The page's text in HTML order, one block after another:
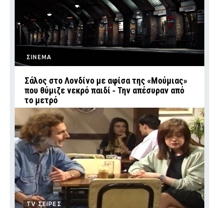
ΣΙΝΕΜΑ
Σάλος στο Λονδίνο με αφίσα της «Μούμιας»
που θύμιζε νεκρό παιδί ‑ Την απέσυραν από
το μετρό
TV ΣΕΙΡΕΣ